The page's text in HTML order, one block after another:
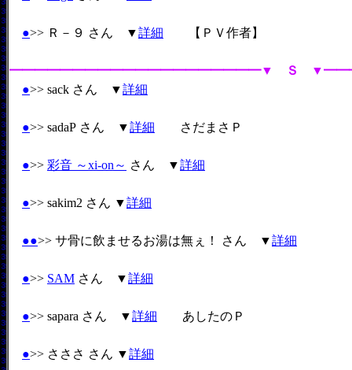
●>> Ｒ－９ さん ▼詳細 【ＰＶ作者】
━━━━━━━━━━━━━━━━━━━━▼ Ｓ
●>> sack さん ▼詳細
●>> sadaP さん ▼詳細 さだまさＰ
●>> 彩音 ～xi-on～ さん ▼詳細
●>> sakim2 さん ▼詳細
●●>> サ骨に飲ませるお湯は無ぇ！ さん ▼詳細
●>> SAM さん ▼詳細
●>> sapara さん ▼詳細 あしたのＰ
●>> さささ さん ▼詳細